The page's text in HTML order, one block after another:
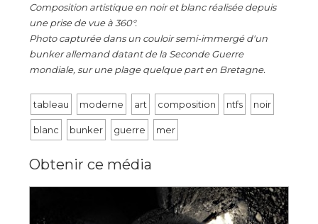
Composition artistique en noir et blanc réalisée depuis
une prise de vue à 360°.
Photo capturée dans un couloir semi-immergé d'un
bunker allemand datant de la Seconde Guerre
mondiale, sur une plage quelque part en Bretagne.
tableau moderne art composition ntfs noir
blanc bunker guerre mer
Obtenir ce média